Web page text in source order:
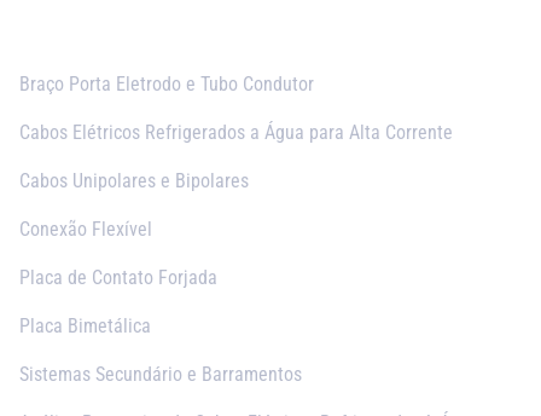
Braço Porta Eletrodo e Tubo Condutor
Cabos Elétricos Refrigerados a Água para Alta Corrente
Cabos Unipolares e Bipolares
Conexão Flexível
Placa de Contato Forjada
Placa Bimetálica
Sistemas Secundário e Barramentos